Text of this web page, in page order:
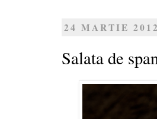
24 MARTIE 2012
Salata de